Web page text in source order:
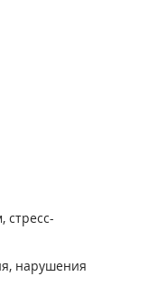
стресс-
нарушения